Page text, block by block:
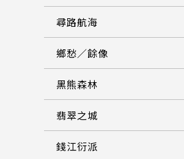
尋路航海
鄉愁／餘像
黑熊森林
翡翠之城
錢江衍派